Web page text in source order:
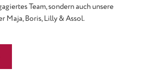
Team, sondern auch unsere
Maja, Boris, Lilly & Assol.